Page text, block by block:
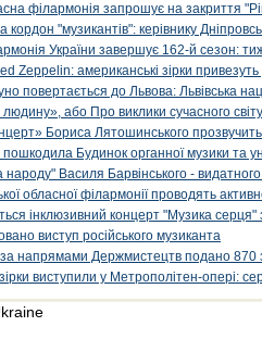
філармонія запрошує на закриття
"музикантів": керівнику
України завершує 162-й сезон:
Zeppelin: американські зірки
повертається до Львова: Львівська
або Про виклики сучасного світу
Бориса Лятошинського
Будинок органної музики та
народу" Василя Барвінського -
обласної філармонії проводять
інклюзивний концерт "Музика
виступ російського музиканта
напрямами Держмистецтв подано 870
зірки виступили у Метрополітен-опері: